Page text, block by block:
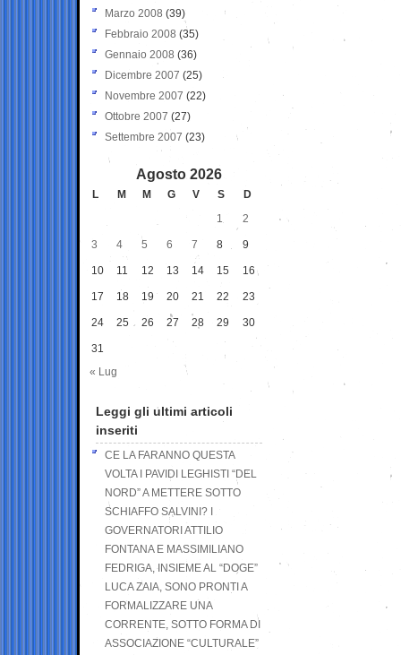
Marzo 2008 (39)
Febbraio 2008 (35)
Gennaio 2008 (36)
Dicembre 2007 (25)
Novembre 2007 (22)
Ottobre 2007 (27)
Settembre 2007 (23)
Agosto 2026
L M M G V S
D
1
2
3 4 5 6 7 8 9
10 11 12 13 14 15 16
17 18 19 20 21 22 23
24 25 26 27 28 29 30
31
« Lug
Leggi gli ultimi articoli
inseriti
CE LA FARANNO QUESTA
VOLTA I PAVIDI LEGHISTI “DEL
NORD” A METTERE SOTTO
SCHIAFFO SALVINI? I
GOVERNATORI ATTILIO
FONTANA E MASSIMILIANO
FEDRIGA, INSIEME AL “DOGE”
LUCA ZAIA, SONO PRONTI A
FORMALIZZARE UNA
CORRENTE, SOTTO FORMA DI
ASSOCIAZIONE “CULTURALE”